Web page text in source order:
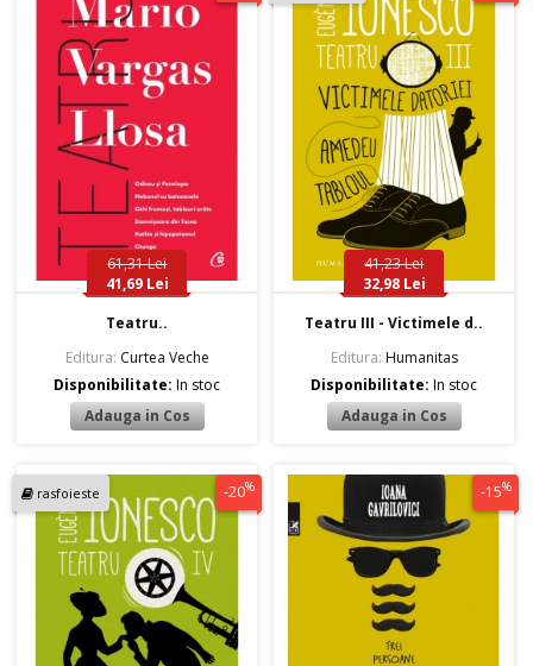
61,31 Lei
41,69 Lei
Teatru..
Editura: Curtea Veche
Disponibilitate:In stoc
41,23 Lei
32,98 Lei
Teatru III - Victimele d..
Editura: Humanitas
Disponibilitate:In stoc
rasfoieste -20% -15%